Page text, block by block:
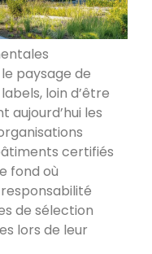
paysage de
loin d’être
aujourd’hui les
certifiés
fond où
de sélection
lors de leur